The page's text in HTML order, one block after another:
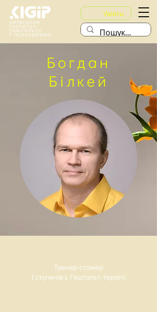
Увійти
Богдан
Білкей
Тренер-стажер
І ступенів з Гештальт-терапії